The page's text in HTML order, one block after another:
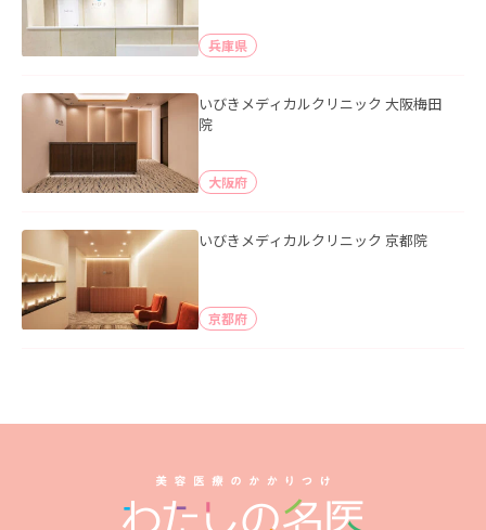
兵庫県
いびきメディカルクリニック 大阪梅田
院
大阪府
いびきメディカルクリニック 京都院
京都府